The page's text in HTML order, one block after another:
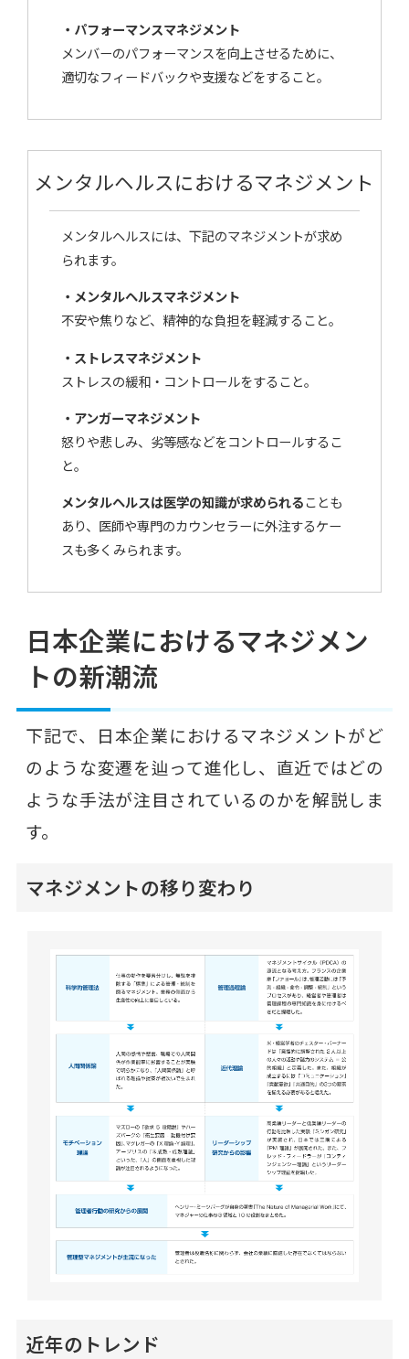
・パフォーマンスマネジメント
メンバーのパフォーマンスを向上させるために、
適切なフィードバックや支援などをすること。
メンタルヘルスにおけるマネジメント
メンタルヘルスには、下記のマネジメントが求め
られます。
・メンタルヘルスマネジメント
不安や焦りなど、精神的な負担を軽減すること。
・ストレスマネジメント
ストレスの緩和・コントロールをすること。
・アンガーマネジメント
怒りや悲しみ、劣等感などをコントロールするこ
と。
メンタルヘルスは医学の知識が求められることも
あり、医師や専門のカウンセラーに外注するケー
スも多くみられます。
日本企業におけるマネジメン
トの新潮流
下記で、日本企業におけるマネジメントがど
のような変遷を辿って進化し、直近ではどの
ような手法が注目されているのかを解説しま
す。
マネジメントの移り変わり
近年のトレンド